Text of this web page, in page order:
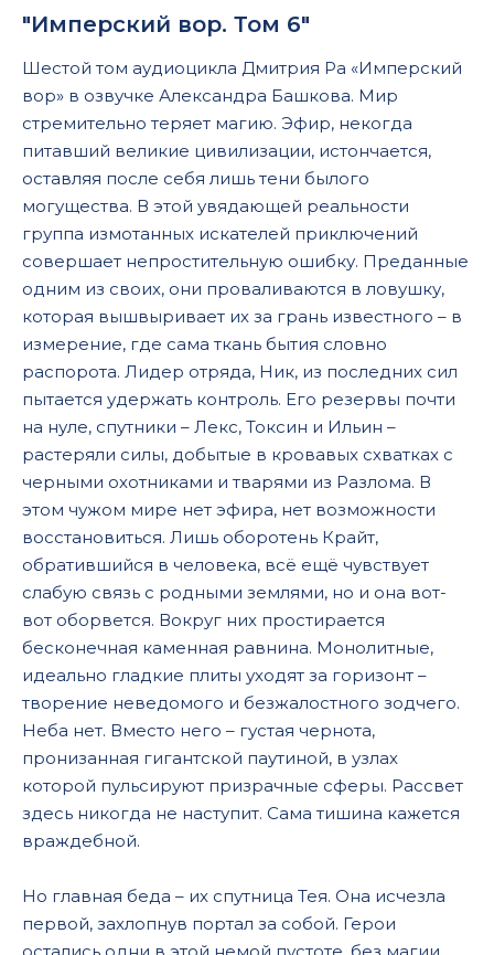
"Имперский вор. Том 6"
Шестой том аудиоцикла Дмитрия Ра «Имперский
вор» в озвучке Александра Башкова. Мир
стремительно теряет магию. Эфир, некогда
питавший великие цивилизации, истончается,
оставляя после себя лишь тени былого
могущества. В этой увядающей реальности
группа измотанных искателей приключений
совершает непростительную ошибку. Преданные
одним из своих, они проваливаются в ловушку,
которая вышвыривает их за грань известного – в
измерение, где сама ткань бытия словно
распорота. Лидер отряда, Ник, из последних сил
пытается удержать контроль. Его резервы почти
на нуле, спутники – Лекс, Токсин и Ильин –
растеряли силы, добытые в кровавых схватках с
черными охотниками и тварями из Разлома. В
этом чужом мире нет эфира, нет возможности
восстановиться. Лишь оборотень Крайт,
обратившийся в человека, всё ещё чувствует
слабую связь с родными землями, но и она вот-
вот оборвется. Вокруг них простирается
бесконечная каменная равнина. Монолитные,
идеально гладкие плиты уходят за горизонт –
творение неведомого и безжалостного зодчего.
Неба нет. Вместо него – густая чернота,
пронизанная гигантской паутиной, в узлах
которой пульсируют призрачные сферы. Рассвет
здесь никогда не наступит. Сама тишина кажется
враждебной.
Но главная беда – их спутница Тея. Она исчезла
первой, захлопнув портал за собой. Герои